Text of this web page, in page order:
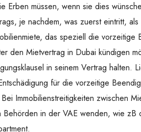
Erben müssen, wenn sie dies
je nachdem, was zuerst eintritt,
das speziell die
den Mietvertrag in Dubai kündigen
in seinem Vertrag halten.
für die vorzeitige
Immobilienstreitigkeiten zwischen
Behörden in der VAE wenden, wie zB